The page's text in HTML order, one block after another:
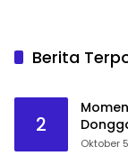
Berita
2
Oktober